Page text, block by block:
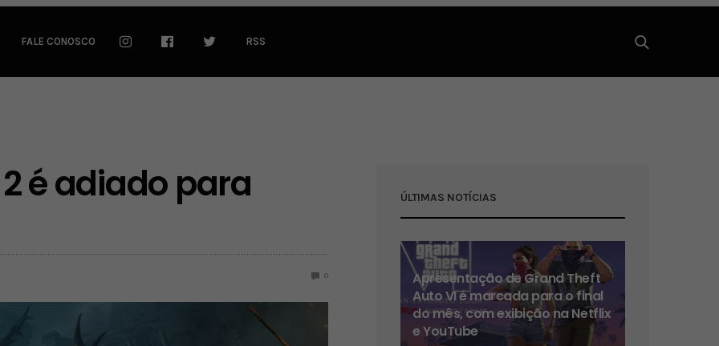
FALE CONOSCO RSS
é adiado para
0
ÚLTIMAS NOTÍCIAS
Apresentação de Grand Theft
Auto VI é marcada para o final
do mês, com exibição na Netflix
e YouTube